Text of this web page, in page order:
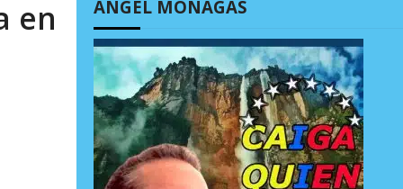
en
ÁNGEL MONAGAS